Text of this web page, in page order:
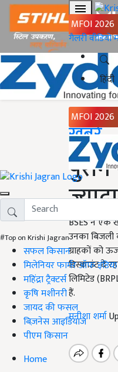
MFOI 2026
गैलरीवीडियो
हिंदी
MFOI 2026
#Top on Krishi Jagran
सफल किसान
मिलेनियर फार्मर ऑफ इंडिया
महिंद्रा ट्रैक्टर्स
कृषि मशीनरी
जायद की फसल
बिज़नेस आइडियाज
पीएम किसान
Home
Home
ख़बरें
BSES ने एक
उनका बिजली
ग्राहकों को
डिस्काउंट दे
लिमिटेड
हैं.
मनीशा शर्मा